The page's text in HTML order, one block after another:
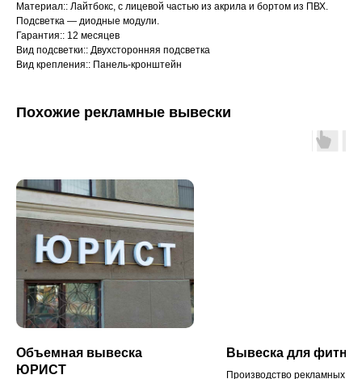
Материал:: Лайтбокс, с лицевой частью из акрила и бортом из ПВХ.
Подсветка — диодные модули.
Гарантия:: 12 месяцев
Вид подсветки:: Двухсторонняя подсветка
Вид крепления:: Панель-кронштейн
Похожие рекламные вывески
Объемная вывеска
ЮРИСТ
Вывеска для
Производство рекламных